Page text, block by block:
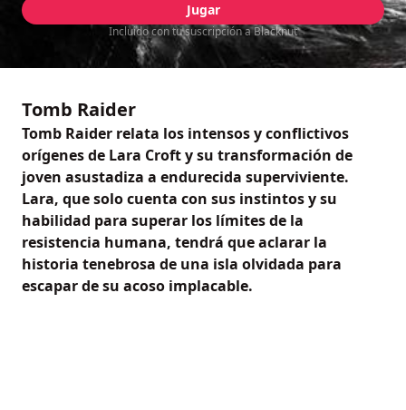
Jugar
Incluido con tu suscripción a Blacknut
Tomb Raider
Tomb Raider relata los intensos y conflictivos
orígenes de Lara Croft y su transformación de
joven asustadiza a endurecida superviviente.
Lara, que solo cuenta con sus instintos y su
habilidad para superar los límites de la
resistencia humana, tendrá que aclarar la
historia tenebrosa de una isla olvidada para
escapar de su acoso implacable.